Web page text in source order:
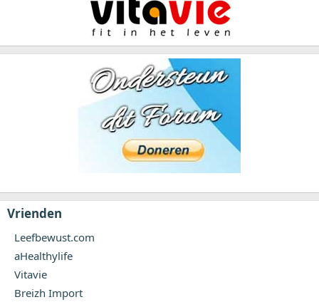
Vrienden
Leefbewust.com
aHealthylife
Vitavie
Breizh Import